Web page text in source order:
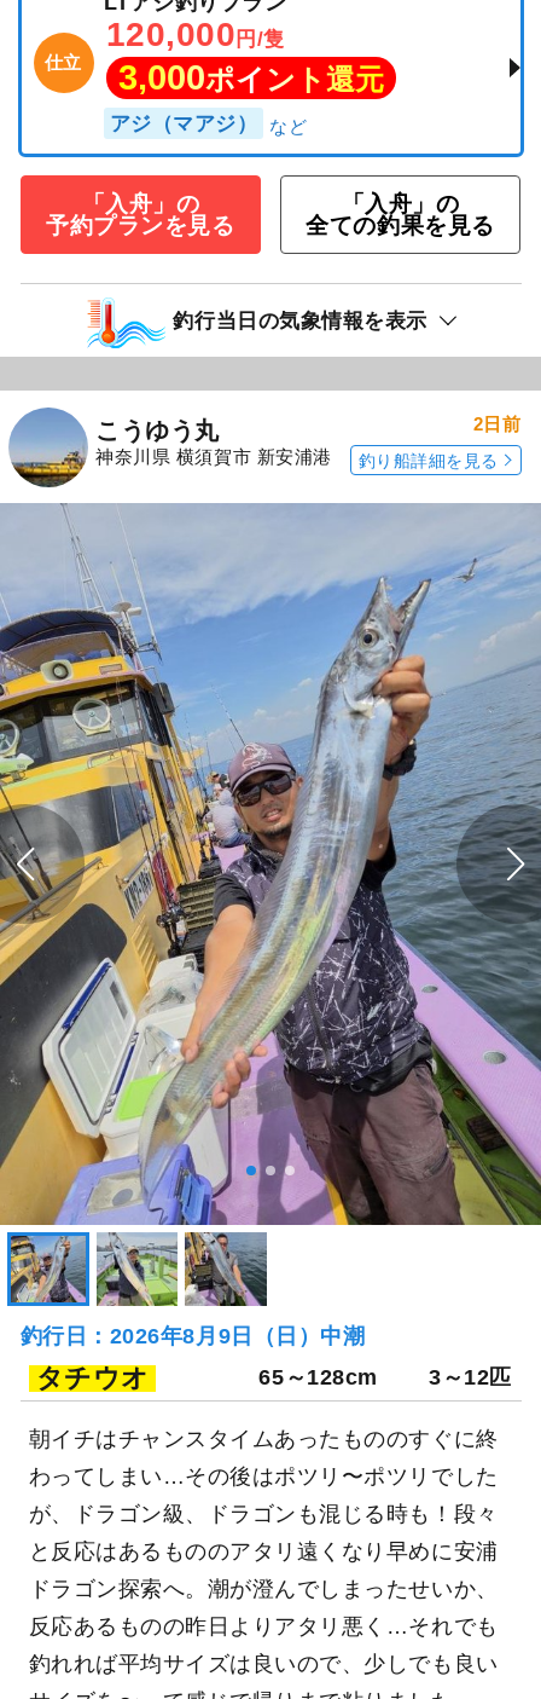
仕立
120,000 円/隻
3,000ポイント還元
アジ（マアジ）
「入舟」の
予約プランを見る
「入舟」の
全ての釣果を見る
釣行当日の気象情報を表示
こうゆう丸
神奈川県 横須賀市 新安浦港
2日前
釣り船詳細を見る
釣行日：2026年8月9日（日）中潮
タチウオ 65～128cm 3～12匹
朝イチはチャンスタイムあったもののすぐに終
わってしまい…その後はポツリ〜ポツリでした
が、ドラゴン級、ドラゴンも混じる時も！段々
と反応はあるもののアタリ遠くなり早めに安浦
ドラゴン探索へ。潮が澄んでしまったせいか、
反応あるものの昨日よりアタリ悪く…それでも
釣れれば平均サイズは良いので、少しでも良い